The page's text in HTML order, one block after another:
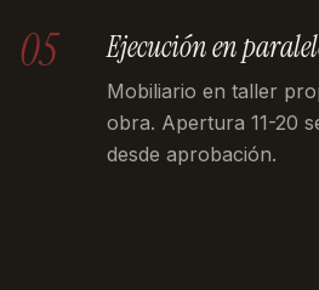
05 Ejecución en
Mobiliario en taller
obra. Apertura 11-20
desde aprobación.